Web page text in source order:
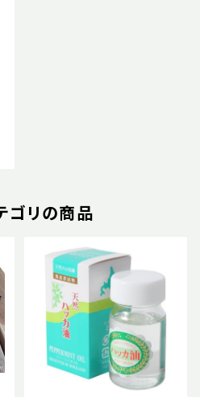
ゴリの商品